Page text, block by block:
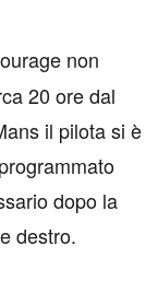
non
20 ore dal
il pilota si è
dopo la
destro.